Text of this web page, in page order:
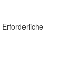
Erforderliche